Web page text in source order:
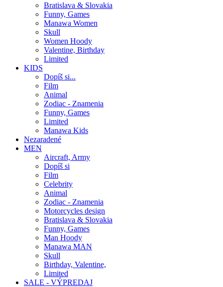
Bratislava & Slovakia
Funny, Games
Manawa Women
Skull
Women Hoody
Valentine, Birthday
Limited
KIDS
Dopíš si...
Film
Animal
Zodiac - Znamenia
Funny, Games
Limited
Manawa Kids
Nezaradené
MEN
Aircraft, Army
Dopíš si
Film
Celebrity
Animal
Zodiac - Znamenia
Motorcycles design
Bratislava & Slovakia
Funny, Games
Man Hoody
Manawa MAN
Skull
Birthday, Valentine,
Limited
SALE - VÝPREDAJ